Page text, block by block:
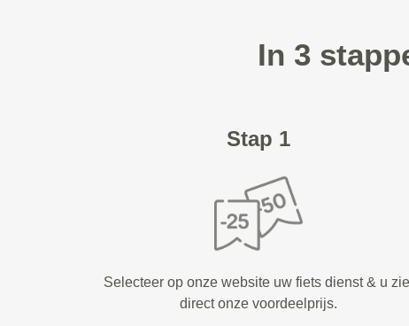
In 3
Stap 1
Selecteer op onze website uw fiets dienst & u
direct onze voordeelprijs.